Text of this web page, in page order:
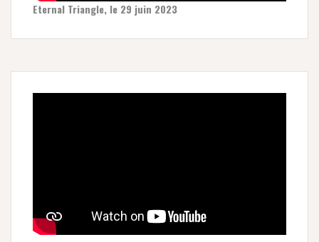
Eternal Triangle, le 29 juin 2023